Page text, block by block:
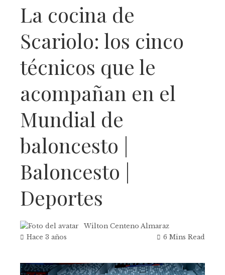
La cocina de
Scariolo: los cinco
técnicos que le
acompañan en el
Mundial de
baloncesto |
Baloncesto |
Deportes
Wilton Centeno Almaraz
Hace 3 años
6 Mins Read